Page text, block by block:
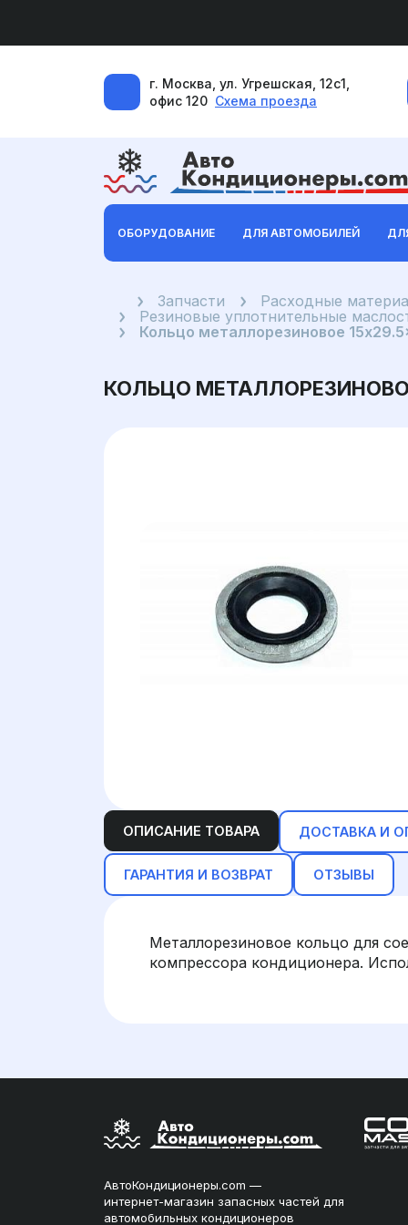
г. Москва, ул. Угрешская, 12с1,
офис 120 Схема проезда
ОБОРУДОВАНИЕ ДЛЯ АВТОМОБИЛЕЙ
ГлавнаяЗапчасти
Расходные
Резиновые уплотнительные
Кольцо металлорезиновое
КОЛЬЦО
ОПИСАНИЕ ТОВАРА ДОСТАВКА И
ГАРАНТИЯ И ВОЗВРАТ ОТЗЫВЫ
Металлорезиновое кольцо для
компрессора кондиционера.
АвтоКондиционеры.com —
интернет-магазин запасных частей для
автомобильных кондиционеров